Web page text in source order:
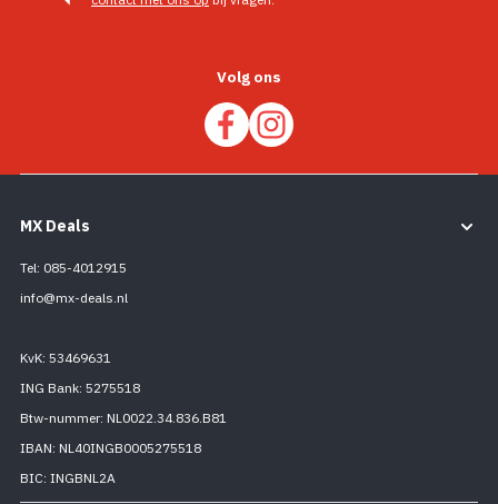
Volg ons
MX Deals
Tel: 085-4012915
info@mx-deals.nl
KvK: 53469631
ING Bank: 5275518
Btw-nummer: NL0022.34.836.B81
IBAN: NL40INGB0005275518
BIC: INGBNL2A